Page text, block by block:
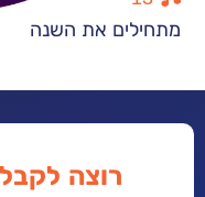
את השנה
רוצה לקבל